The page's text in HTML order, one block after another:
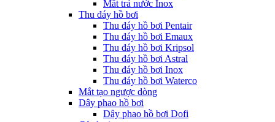
Mắt trả nước Inox
Thu đáy hồ bơi
Thu đáy hồ bơi Pentair
Thu đáy hồ bơi Emaux
Thu đáy hồ bơi Kripsol
Thu đáy hồ bơi Astral
Thu đáy hồ bơi Inox
Thu đáy hồ bơi Waterco
Mắt tạo ngược dòng
Dây phao hồ bơi
Dây phao hồ bơi Dofi